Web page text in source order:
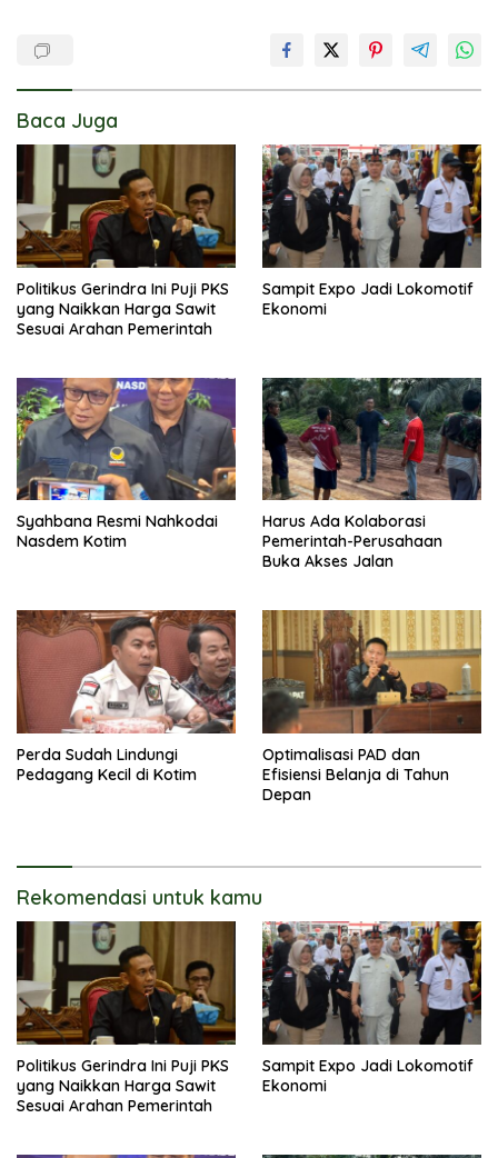
Baca Juga
Politikus Gerindra Ini Puji PKS
yang Naikkan Harga Sawit
Sesuai Arahan Pemerintah
Sampit Expo Jadi Lokomotif
Ekonomi
Syahbana Resmi Nahkodai
Nasdem Kotim
Harus Ada Kolaborasi
Pemerintah-Perusahaan
Buka Akses Jalan
Perda Sudah Lindungi
Pedagang Kecil di Kotim
Optimalisasi PAD dan
Efisiensi Belanja di Tahun
Depan
Rekomendasi untuk kamu
Politikus Gerindra Ini Puji PKS
yang Naikkan Harga Sawit
Sesuai Arahan Pemerintah
Sampit Expo Jadi Lokomotif
Ekonomi